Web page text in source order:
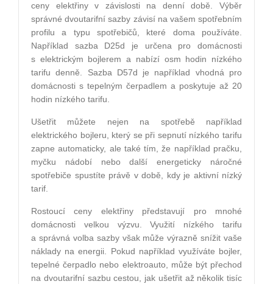
ceny elektřiny v závislosti na denní době. Výběr
správné dvoutarifní sazby závisí na vašem spotřebním
profilu a typu spotřebičů, které doma používáte.
Například sazba D25d je určena pro domácnosti
s elektrickým bojlerem a nabízí osm hodin nízkého
tarifu denně. Sazba D57d je například vhodná pro
domácnosti s tepelným čerpadlem a poskytuje až 20
hodin nízkého tarifu.
Ušetřit můžete nejen na spotřebě například
elektrického bojleru, který se při sepnutí nízkého tarifu
zapne automaticky, ale také tím, že například pračku,
myčku nádobí nebo další energeticky náročné
spotřebiče spustíte právě v době, kdy je aktivní nízký
tarif.
Rostoucí ceny elektřiny představují pro mnohé
domácnosti velkou výzvu. Využití nízkého tarifu
a správná volba sazby však může výrazně snížit vaše
náklady na energii. Pokud například využíváte bojler,
tepelné čerpadlo nebo elektroauto, může být přechod
na dvoutarifní sazbu cestou, jak ušetřit až několik tisíc